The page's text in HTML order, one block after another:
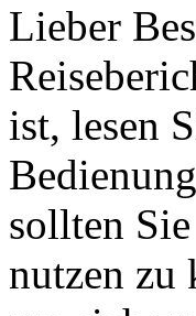
Lieber
ist, lesen
sollten
nutzen zu